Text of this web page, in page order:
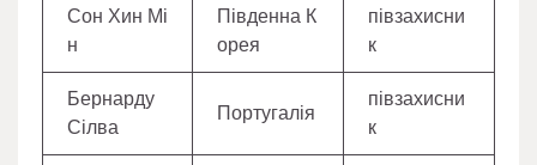
Сон Хин Мі
н
Південна К
орея
півзахисни
к
Бернарду
Сілва
Португалія
півзахисни
к